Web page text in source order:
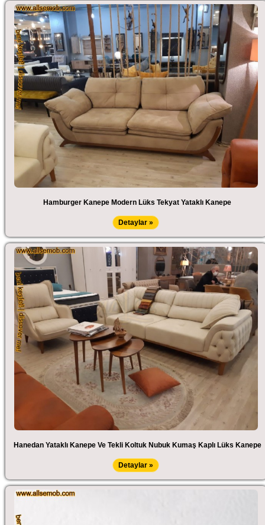
Hamburger Kanepe Modern Lüks Tekyat Yataklı Kanepe
Detaylar »
Hanedan Yataklı Kanepe Ve Tekli Koltuk Nubuk Kumaş Kaplı Lüks Kanepe
Detaylar »